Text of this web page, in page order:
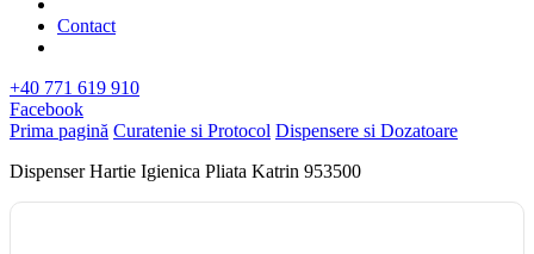
Contact
+40 771 619 910
Facebook
Prima pagină Curatenie si Protocol Dispensere si Dozatoare
Dispenser Hartie Igienica Pliata Katrin 953500